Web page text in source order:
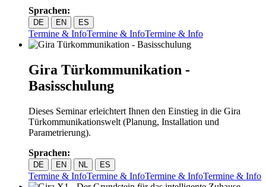
Sprachen:
DE EN ES
Termine & InfoTermine & InfoTermine & Info
Gira Türkommunikation -
Basisschulung
Dieses Seminar erleichtert Ihnen den Einstieg in die Gira
Türkommunikationswelt (Planung, Installation und
Parametrierung).
Sprachen:
DE EN NL ES
Termine & InfoTermine & InfoTermine & InfoTermine & Info